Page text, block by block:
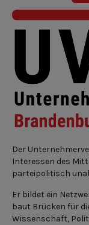
Der
Interessen des
parteipolitisch
Er bildet ein
baut Brücken für
Wissenschaft,